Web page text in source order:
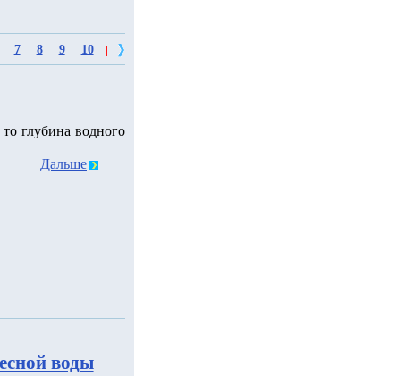
7 8 9 10
глубина водного
Дальше
воды